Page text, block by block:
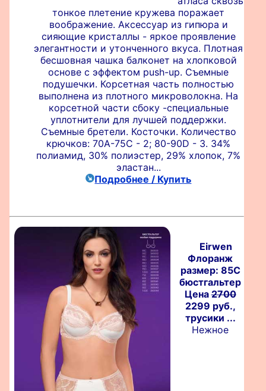
тонкое плетение кружева поражает
воображение. Аксессуар из гипюра и
сияющие кристаллы - яркое проявление
элегантности и утонченного вкуса. Плотная
бесшовная чашка балконет на хлопковой
основе с эффектом push-up. Съемные
подушечки. Корсетная часть полностью
выполнена из плотного микроволокна. На
корсетной части сбоку -специальные
уплотнители для лучшей поддержки.
Съемные бретели. Косточки. Количество
крючков: 70А-75С - 2; 80-90D - 3. 34%
полиамид, 30% полиэстер, 29% хлопок, 7%
эластан...
Подробнее / Купить
Eirwen
Флоранж
размер: 85C
бюстгальтер
Цена2700
2299 руб.,
трусики ...
Нежное